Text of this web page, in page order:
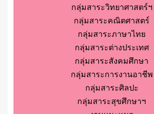
กลุ่มสาระวิทยาศาสตร์ฯ
กลุ่มสาระคณิตศาสตร์
กลุ่มสาระภาษาไทย
กลุ่มสาระต่างประเทศ
กลุ่มสาระสังคมศึกษา
กลุ่มสาระการงานอาชีพ
กลุ่มสาระศิลปะ
กลุ่มสาระสุขศึกษาฯ